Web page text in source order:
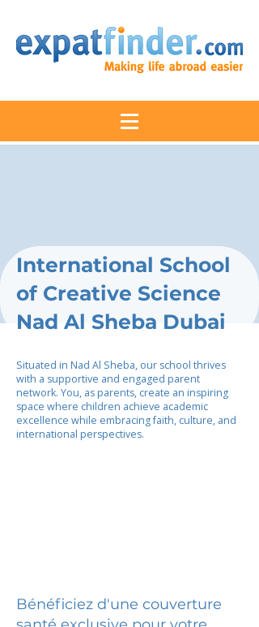
International School
of Creative Science
Nad Al Sheba Dubai
Situated in Nad Al Sheba, our school thrives
with a supportive and engaged parent
network. You, as parents, create an inspiring
space where children achieve academic
excellence while embracing faith, culture, and
international perspectives.
Bénéficiez d'une couverture